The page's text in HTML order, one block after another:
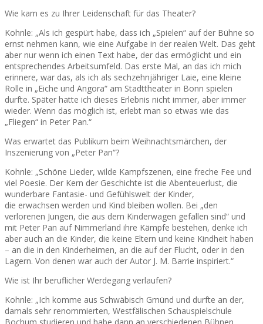
Wie kam es zu Ihrer Leidenschaft für das Theater?
Kohnle: „Als ich gespürt habe, dass ich „Spielen“ auf der Bühne so
ernst nehmen kann, wie eine Aufgabe in der realen Welt. Das geht
aber nur wenn ich einen Text habe, der das ermöglicht und ein
entsprechendes Arbeitsumfeld. Das erste Mal, an das ich mich
erinnere, war das, als ich als sechzehnjähriger Laie, eine kleine
Rolle in „Eiche und Angora“ am Stadttheater in Bonn spielen
durfte. Später hatte ich dieses Erlebnis nicht immer, aber immer
wieder. Wenn das möglich ist, erlebt man so etwas wie das
„Fliegen“ in Peter Pan.“
Was erwartet das Publikum beim Weihnachtsmärchen, der
Inszenierung von „Peter Pan“?
Kohnle: „Schöne Lieder, wilde Kampfszenen, eine freche Fee und
viel Poesie. Der Kern der Geschichte ist die Abenteuerlust, die
wunderbare Fantasie- und Gefühlswelt der Kinder,
die erwachsen werden und Kind bleiben wollen. Bei „den
verlorenen Jungen, die aus dem Kinderwagen gefallen sind“ und
mit Peter Pan auf Nimmerland ihre Kämpfe bestehen, denke ich
aber auch an die Kinder, die keine Eltern und keine Kindheit haben
– an die in den Kinderheimen, an die auf der Flucht, oder in den
Lagern. Von denen war auch der Autor J. M. Barrie inspiriert.“
Wie ist Ihr beruflicher Werdegang verlaufen?
Kohnle: „Ich komme aus Schwäbisch Gmünd und durfte an der,
damals sehr renommierten, Westfälischen Schauspielschule